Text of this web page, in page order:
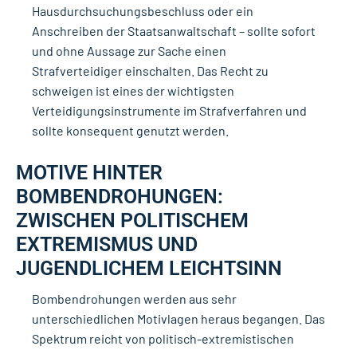
Hausdurchsuchungsbeschluss oder ein
Anschreiben der Staatsanwaltschaft – sollte sofort
und ohne Aussage zur Sache einen
Strafverteidiger einschalten. Das Recht zu
schweigen ist eines der wichtigsten
Verteidigungsinstrumente im Strafverfahren und
sollte konsequent genutzt werden.
MOTIVE HINTER
BOMBENDROHUNGEN:
ZWISCHEN POLITISCHEM
EXTREMISMUS UND
JUGENDLICHEM LEICHTSINN
Bombendrohungen werden aus sehr
unterschiedlichen Motivlagen heraus begangen. Das
Spektrum reicht von politisch-extremistischen